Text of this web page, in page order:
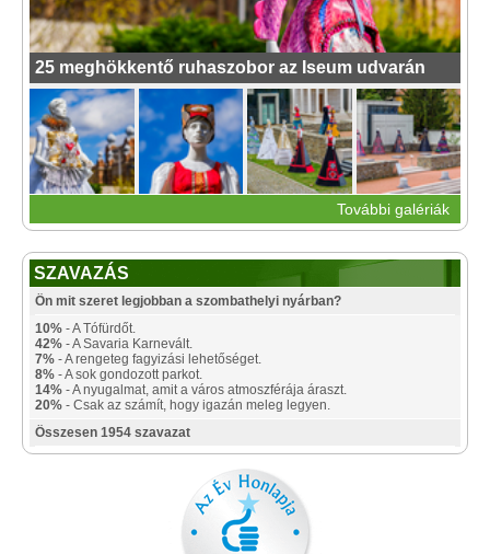
25 meghökkentő ruhaszobor az Iseum udvarán
További galériák
SZAVAZÁS
Ön mit szeret legjobban a szombathelyi nyárban?
10% - A Tófürdőt.
42% - A Savaria Karnevált.
7% - A rengeteg fagyizási lehetőséget.
8% - A sok gondozott parkot.
14% - A nyugalmat, amit a város atmoszférája áraszt.
20% - Csak az számít, hogy igazán meleg legyen.
Összesen 1954 szavazat